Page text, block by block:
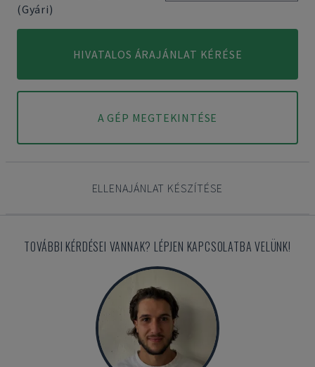
(Gyári)
HIVATALOS ÁRAJÁNLAT KÉRÉSE
A GÉP MEGTEKINTÉSE
ELLENAJÁNLAT KÉSZÍTÉSE
TOVÁBBI KÉRDÉSEI VANNAK? LÉPJEN KAPCSOLATBA VELÜNK!